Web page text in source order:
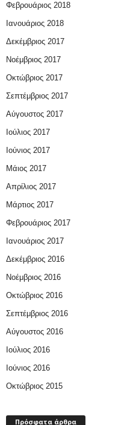
Φεβρουάριος 2018
Ιανουάριος 2018
Δεκέμβριος 2017
Νοέμβριος 2017
Οκτώβριος 2017
Σεπτέμβριος 2017
Αύγουστος 2017
Ιούλιος 2017
Ιούνιος 2017
Μάιος 2017
Απρίλιος 2017
Μάρτιος 2017
Φεβρουάριος 2017
Ιανουάριος 2017
Δεκέμβριος 2016
Νοέμβριος 2016
Οκτώβριος 2016
Σεπτέμβριος 2016
Αύγουστος 2016
Ιούλιος 2016
Ιούνιος 2016
Οκτώβριος 2015
Πρόσφατα άρθρα